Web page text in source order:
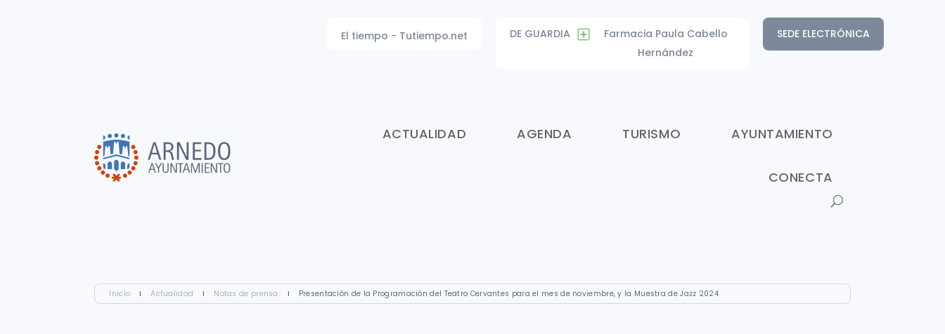
SEDE ELECTRÓNICA
DE GUARDIA
Farmacia Paula Cabello
Hernández
El tiempo - Tutiempo.net
ACTUALIDAD AGENDA TURISMO AYUNTAMIENTO
CONECTA
Inicio I Actualidad I Notas de prensa I Presentación de la Programación del Teatro Cervantes para el mes de noviembre, y la Muestra de Jazz 2024